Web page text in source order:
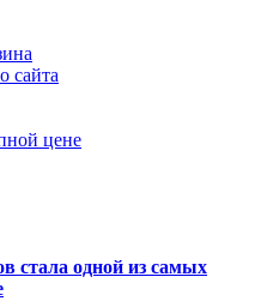
сайта
цене
стала одной из самых